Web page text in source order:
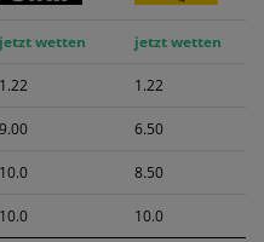
jetzt wetten jetzt wetten
1.22 1.22
9.00 6.50
10.0 8.50
10.0 10.0